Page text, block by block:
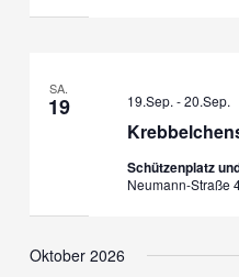
SA.
19 19.Sep.-20.Sep.
Schützenplatz
Neumann-Straße
Oktober 2026